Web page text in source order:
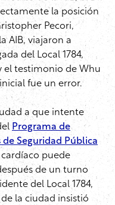
la posición
Pecori,
AIB, viajaron a
del Local 1784,
el testimonio de Whu
fue un error.
a que intente
Programa de
Seguridad Pública
cardíaco puede
de un turno
del Local 1784,
la ciudad insistió